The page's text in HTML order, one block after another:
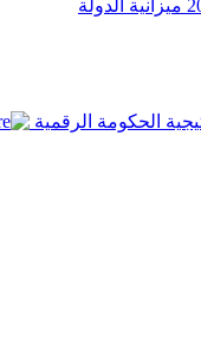
ميزانية الدولة
الحكومة الرقمية